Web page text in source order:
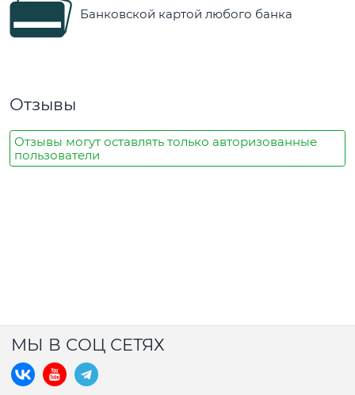
Банковской картой любого банка
Отзывы
Отзывы могут оставлять только авторизованные
пользователи
МЫ В СОЦ СЕТЯХ